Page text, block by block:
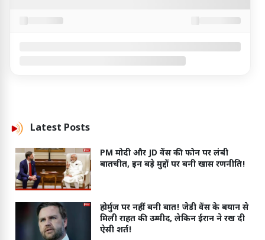
Latest Posts
PM मोदी और JD वेंस की फोन पर लंबी
बातचीत, इन बड़े मुद्दों पर बनी खास रणनीति!
होर्मुज पर नहीं बनी बात! जेडी वेंस के बयान से
मिली राहत की उम्मीद, लेकिन ईरान ने रख दी
ऐसी शर्त!